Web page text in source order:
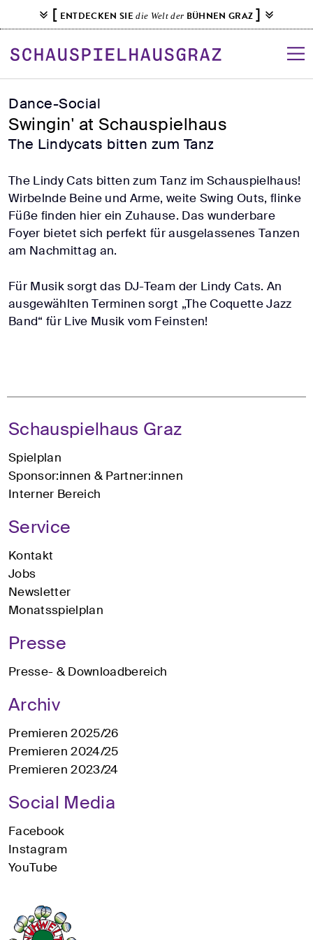
k
p
t
o
n
e
n
t
[ ENTDECKEN SIEdie Welt der BÜHNEN GRAZ ]
Dance-Social
Swingin' at Schauspielhaus
The Lindycats bitten zum Tanz
The Lindy Cats bitten zum Tanz im Schauspielhaus!
Wirbelnde Beine und Arme, weite Swing Outs, flinke
Füße finden hier ein Zuhause. Das wunderbare
Foyer bietet sich perfekt für ausgelassenes Tanzen
am Nachmittag an.
Für Musik sorgt das DJ-Team der Lindy Cats. An
ausgewählten Terminen sorgt „The Coquette Jazz
Band“ für Live Musik vom Feinsten!
Schauspielhaus Graz
Spielplan
Sponsor:innen & Partner:innen
Interner Bereich
Service
Kontakt
Jobs
Newsletter
Monatsspielplan
Presse
Presse- & Downloadbereich
Archiv
Premieren 2025/26
Premieren 2024/25
Premieren 2023/24
Social Media
Facebook
Instagram
YouTube